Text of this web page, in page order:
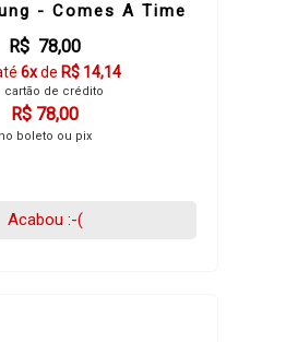
- Comes A Time
R$ 78,00
6xde R$ 14,14
cartão de crédito
R$ 78,00
no boleto ou pix
Acabou :-(